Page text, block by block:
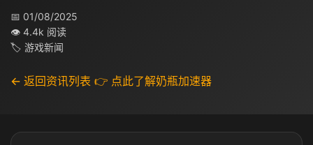
📅 01/08/2025
👁 4.4k 阅读
🏷 游戏新闻
← 返回资讯列表 👉 点此了解奶瓶加速器